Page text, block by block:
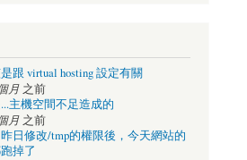
跟 virtual hosting 設定有關
月之前
主機空間不足造成的
月之前
日修改/tmp的權限後，今天網站的
掉了